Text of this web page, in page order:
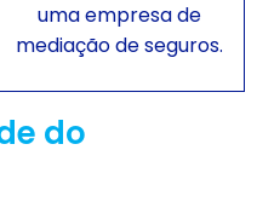
uma empresa de
mediação de seguros.
do